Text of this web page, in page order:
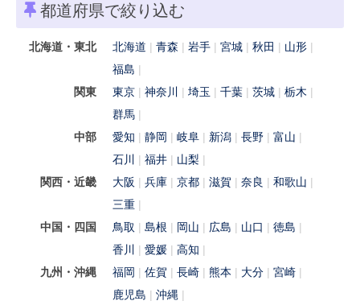
都道府県で絞り込む
北海道・東北 北海道 青森 岩手 宮城 秋田
山形
福島
関東
東京 神奈川 埼玉 千葉 茨城
栃木
群馬
中部
愛知 静岡 岐阜 新潟 長野
富山
石川
福井
山梨
関西・近畿
大阪 兵庫 京都 滋賀 奈良
和歌山
三重
中国・四国
鳥取 島根 岡山 広島 山口
徳島
香川
愛媛
高知
九州・沖縄
福岡 佐賀 長崎 熊本 大分
宮崎
鹿児島
沖縄